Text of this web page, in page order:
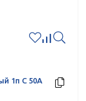
1п C 50А